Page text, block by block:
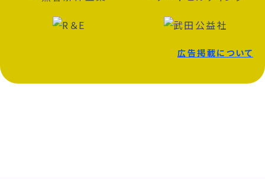
広告掲載について